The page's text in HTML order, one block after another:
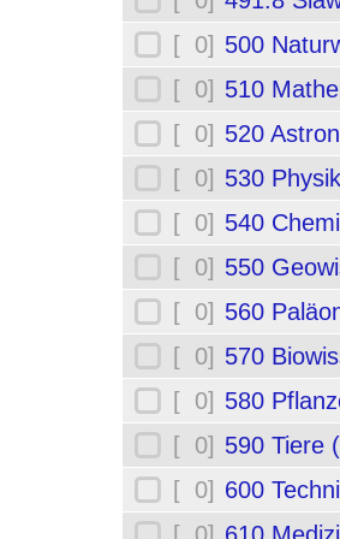
[ 0] 500
[ 0] 510
[ 0] 520
[ 0] 530 Physik
[ 0] 540
[ 0] 550
[ 0] 560
[ 0] 570
[ 0] 580
[ 0] 590 Tiere
[ 0] 600